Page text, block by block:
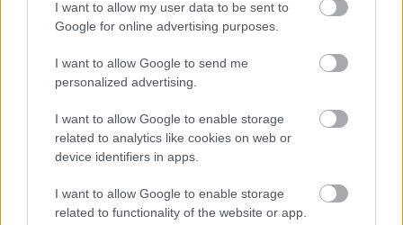
I want to allow my user data to be sent to
Google for online advertising purposes.
I want to allow Google to send me
personalized advertising.
I want to allow Google to enable storage
related to analytics like cookies on web or
device identifiers in apps.
I want to allow Google to enable storage
related to functionality of the website or app.
Προπώληση:
• Ηλεκτρονικά στον ιστότοπο
www.ticketservices.gr
• Τηλεφωνικά στο τηλέφωνο της Ticket
Services 210 7234567
• Στο εκδοτήριο της Ticket Services
(Πανεπιστημίου 39, Αθήνα)
Η ομιλία θα πραγματοποιηθεί στα αγγλικά